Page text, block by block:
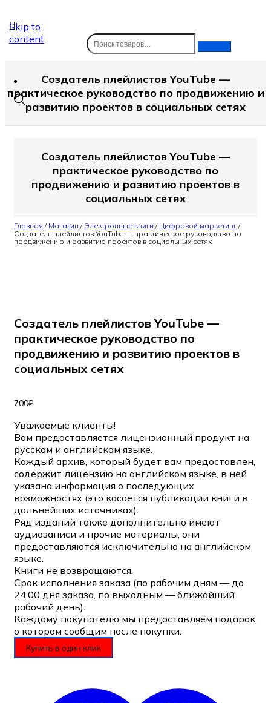
Skip to
content
Создатель плейлистов YouTube —
практическое руководство по продвижению и
развитию проектов в социальных сетях
Создатель плейлистов YouTube —
практическое руководство по
продвижению и развитию проектов в
социальных сетях
Главная / Магазин / Электронные книги / Цифровой маркетинг/
Создатель плейлистов YouTube — практическое руководство по
продвижению и развитию проектов в социальных сетях
Создатель плейлистов YouTube —
практическое руководство по
продвижению и развитию проектов в
социальных сетях
700₽
Уважаемые клиенты!
Вам предоставляется лицензионный продукт на
русском и английском языке.
Каждый архив, который будет вам предоставлен,
содержит лицензию на английском языке, в ней
указана информация о последующих
возможностях (это касается публикации книги в
дальнейших источниках).
Ряд изданий также дополнительно имеют
аудиозаписи и прочие материалы, они
предоставляются исключительно на английском
языке.
Книги не возвращаются.
Срок исполнения заказа (по рабочим дням — до
24.00 дня заказа, по выходным — ближайший
рабочий день).
Каждому покупателю мы предоставляем подарок,
о котором сообщим после покупки.
Купить в один клик